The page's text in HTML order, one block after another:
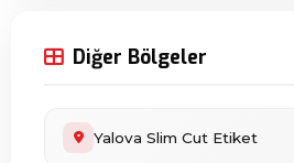
Diğer Bölgeler
Yalova Slim Cut Etiket